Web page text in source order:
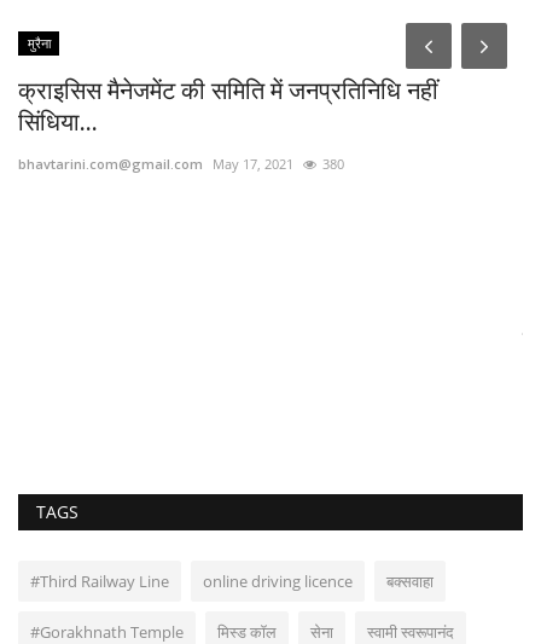
मुरैना
क्राइसिस मैनेजमेंट की समिति में जनप्रतिनिधि नहीं
सिंधिया...
bhavtarini.com@gmail.com May 17, 2021 380
TAGS
#Third Railway Line online driving licence बक्सवाहा
#Gorakhnath Temple मिस्ड कॉल सेना स्वामी स्वरूपानंद